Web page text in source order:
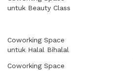
untuk Beauty Class
Coworking Space
untuk Halal Bihalal
Coworking Space